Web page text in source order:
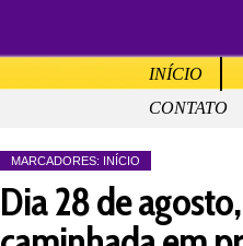
INÍCIO
CONTATO
MARCADORES: INÍCIO
Dia 28 de